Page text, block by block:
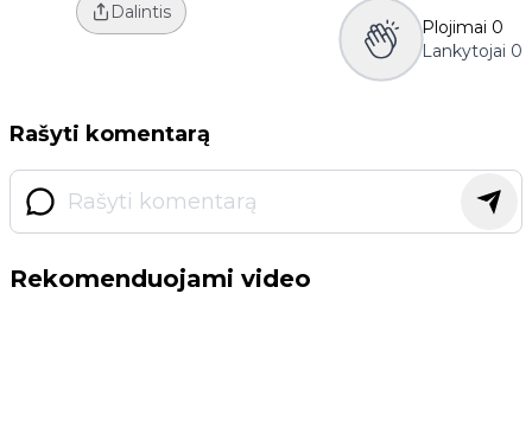
Dalintis
Plojimai 0
Lankytojai 0
Rašyti komentarą
Rekomenduojami video